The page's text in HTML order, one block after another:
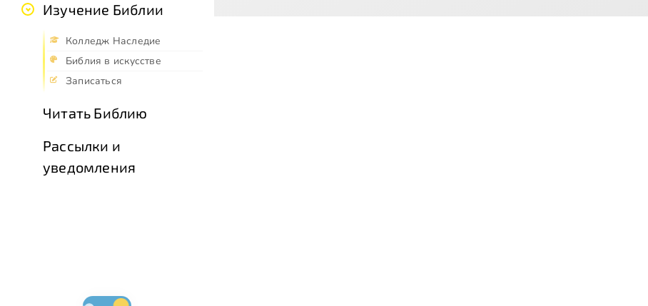
Изучение Библии
Колледж Наследие
Библия в искусстве
Записаться
Читать Библию
Рассылки и
уведомления